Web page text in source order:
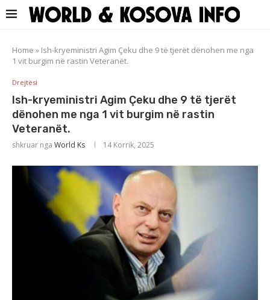
Home » Ish-kryeministri Agim Çeku dhe 9 të tjerët dënohen me nga
1 vit burgim në rastin Veteranët.
Drejtësi
Ish-kryeministri Agim Çeku dhe 9 të tjerët
dënohen me nga 1 vit burgim në rastin
Veteranët.
shkruar nga World Ks 14 Korrik, 2025